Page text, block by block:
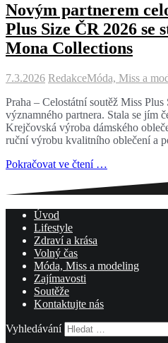
Novým partnerem
Plus Size ČR 2026 se
Mona Collections
7.3.2026 RedakceMóda, Miss a
Praha – Celostátní soutěž Miss
významného partnera. Stala se jím
Krejčovská výroba dámského
ruční výrobu kvalitního oblečení a
Pokračovat ve čtení …
Úvod
Lifestyle
Zdraví a krása
Volný čas
Móda, Miss a modeling
Zajímavosti
Soutěže
Kontaktujte nás
Vyhledávání